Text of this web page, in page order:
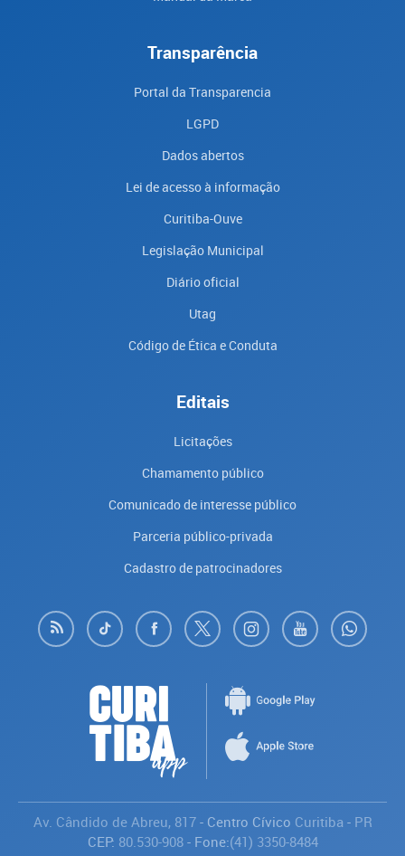
Transparência
Portal da Transparencia
LGPD
Dados abertos
Lei de acesso à informação
Curitiba-Ouve
Legislação Municipal
Diário oficial
Utag
Código de Ética e Conduta
Editais
Licitações
Chamamento público
Comunicado de interesse público
Parceria público-privada
Cadastro de patrocinadores
Av. Cândido de Abreu, 817- Centro Cívico Curitiba - PR
CEP: 80.530-908- Fone:(41) 3350-8484